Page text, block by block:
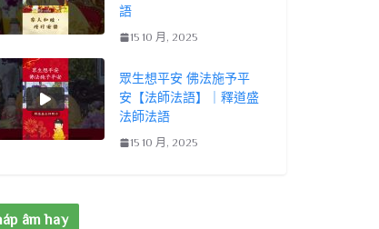
語
15 10 月, 2025
眾生想平安 佛法施予平
安【法師法語】｜釋道盛
法師法語
15 10 月, 2025
âm hay